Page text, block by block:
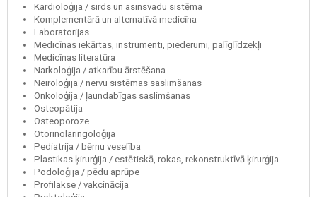
Kardioloģija / sirds un asinsvadu sistēma
Komplementārā un alternatīvā medicīna
Laboratorijas
Medicīnas iekārtas, instrumenti, piederumi, palīglīdzekļi
Medicīnas literatūra
Narkoloģija / atkarību ārstēšana
Neiroloģija / nervu sistēmas saslimšanas
Onkoloģija / ļaundabīgas saslimšanas
Osteopātija
Osteoporoze
Otorinolaringoloģija
Pediatrija / bērnu veselība
Plastikas ķirurģija / estētiskā, rokas, rekonstruktīvā ķirurģija
Podoloģija / pēdu aprūpe
Profilakse / vakcinācija